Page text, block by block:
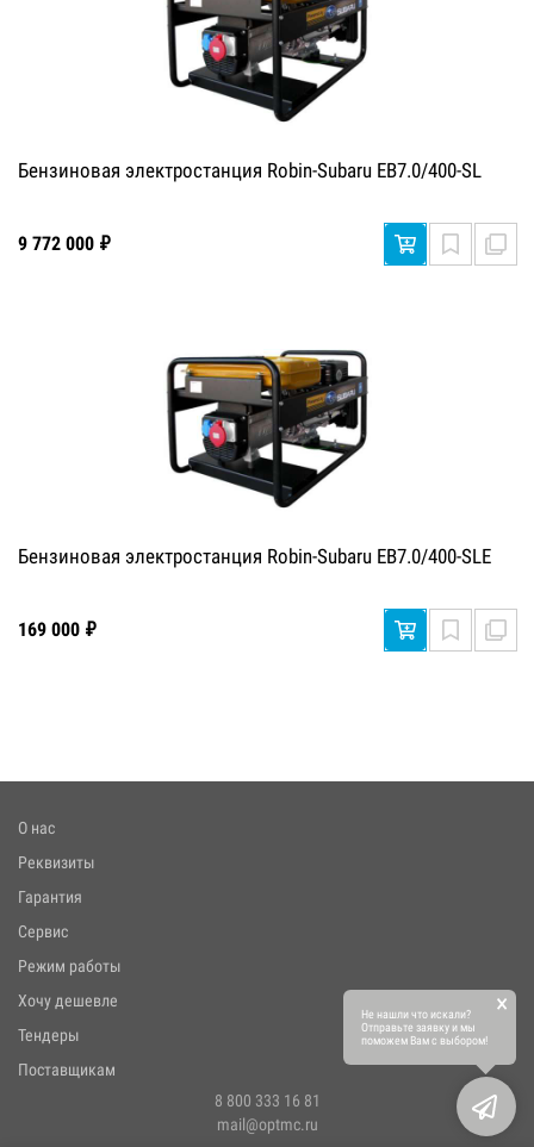
Бензиновая электростанция Robin-Subaru EB7.0/400-SL
9 772 000 ₽
Бензиновая электростанция Robin-Subaru EB7.0/400-SLE
169 000 ₽
О нас
Реквизиты
Гарантия
Сервис
Режим работы
Хочу дешевле
Тендеры
Поставщикам
8 800 333 16 81
mail@optmc.ru
Не нашли что искали?
Отправьте заявку и мы
поможем Вам с выбором!
×